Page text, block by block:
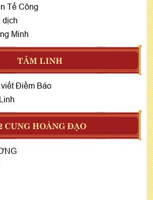
Tế Công
dịch
Minh
TÂM LINH
Điềm Báo
CUNG HOÀNG ĐẠO